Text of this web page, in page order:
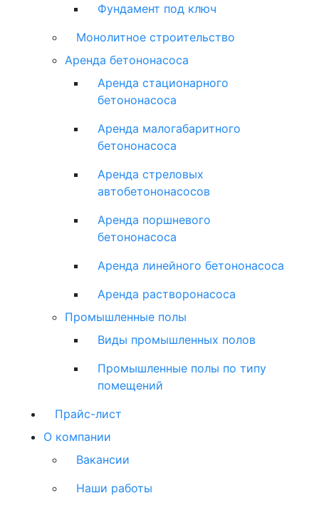
Фундамент под ключ
Монолитное строительство
Аренда бетононасоса
Аренда стационарного
бетононасоса
Аренда малогабаритного
бетононасоса
Аренда стреловых
автобетононасосов
Аренда поршневого
бетононасоса
Аренда линейного бетононасоса
Аренда растворонасоса
Промышленные полы
Виды промышленных полов
Промышленные полы по типу
помещений
Прайс-лист
О компании
Вакансии
Наши работы